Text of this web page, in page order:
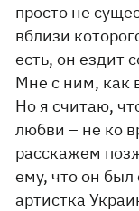
просто не
вблизи
есть, он ездит
Мне с ним, как
Но я считаю,
любви – не ко
расскажем
ему, что он был
артистка